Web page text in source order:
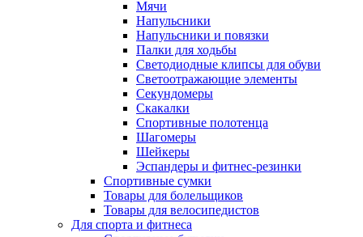
Мячи
Напульсники
Напульсники и повязки
Палки для ходьбы
Светодиодные клипсы для обуви
Светоотражающие элементы
Секундомеры
Скакалки
Спортивные полотенца
Шагомеры
Шейкеры
Эспандеры и фитнес-резинки
Спортивные сумки
Товары для болельщиков
Товары для велосипедистов
Для спорта и фитнеса